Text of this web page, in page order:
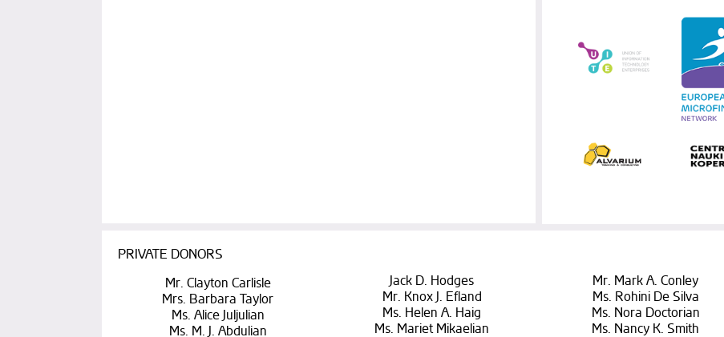
PRIVATE DONORS
Mr. Clayton Carlisle
Mrs. Barbara Taylor
Ms. Alice Juljulian
Ms. M. J. Abdulian
Jack D. Hodges
Mr. Knox J. Efland
Ms. Helen A. Haig
Ms. Mariet Mikaelian
Mr. Mark A. Conley
Ms. Rohini De Silva
Ms. Nora Doctorian
Ms. Nancy K. Smith